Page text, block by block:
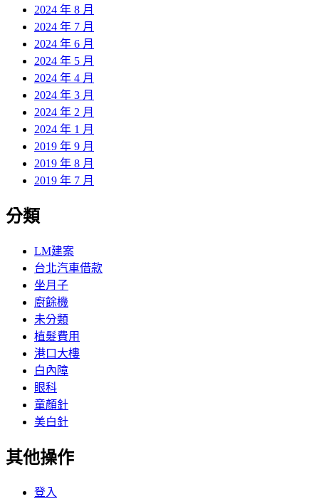
2024 年 8 月
2024 年 7 月
2024 年 6 月
2024 年 5 月
2024 年 4 月
2024 年 3 月
2024 年 2 月
2024 年 1 月
2019 年 9 月
2019 年 8 月
2019 年 7 月
分類
LM建案
台北汽車借款
坐月子
廚餘機
未分類
植髮費用
港口大樓
白內障
眼科
童顏針
美白針
其他操作
登入